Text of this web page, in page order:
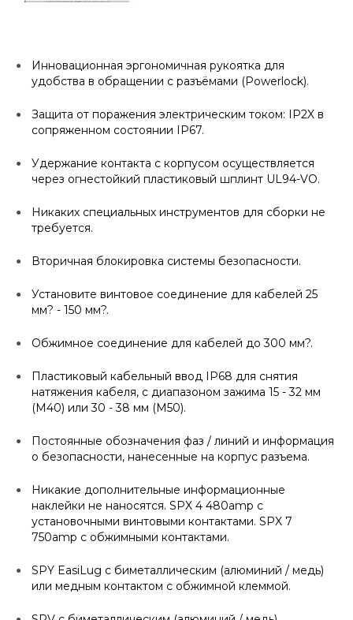
Инновационная эргономичная рукоятка для
удобства в обращении с разъёмами (Powerlock).
Защита от поражения электрическим током: IP2X в
сопряженном состоянии IP67.
Удержание контакта с корпусом осуществляется
через огнестойкий пластиковый шплинт UL94-VO.
Никаких специальных инструментов для сборки не
требуется.
Вторичная блокировка системы безопасности.
Установите винтовое соединение для кабелей 25
мм? - 150 мм?.
Обжимное соединение для кабелей до 300 мм?.
Пластиковый кабельный ввод IP68 для снятия
натяжения кабеля, с диапазоном зажима 15 - 32 мм
(M40) или 30 - 38 мм (M50).
Постоянные обозначения фаз / линий и информация
о безопасности, нанесенные на корпус разъема.
Никакие дополнительные информационные
наклейки не наносятся. SPX 4 480amp с
установочными винтовыми контактами. SPX 7
750amp с обжимными контактами.
SPY EasiLug с биметаллическим (алюминий / медь)
или медным контактом с обжимной клеммой.